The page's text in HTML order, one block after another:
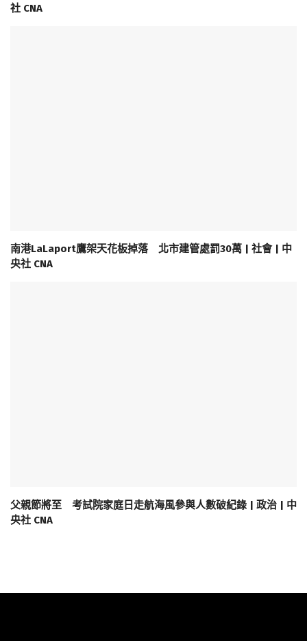
社 CNA
南港LaLaport鷹架天花板掉落 北市建管處罰30萬 | 社會 | 中
央社 CNA
父親節將至 考試院家庭日走航海風參與人數破紀錄 | 政治 | 中
央社 CNA